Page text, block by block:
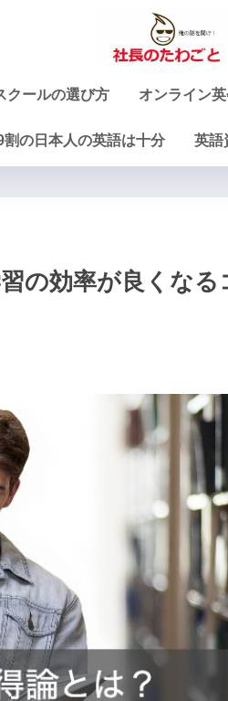
クールの選び方 オンライン
割の日本人の英語は十分 英語
の効率が良くなる